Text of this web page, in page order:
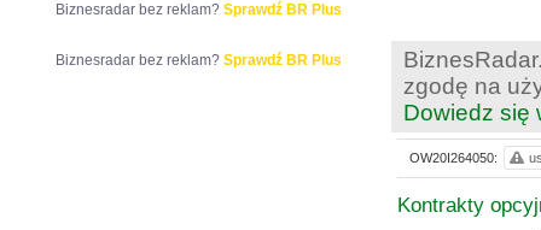
zgodę na
Dowiedz się
Kontrakty
OW20I264050:
Biznesradar bez reklam? Sprawdź BR Plus
Biznesradar bez reklam? Sprawdź BR Plus